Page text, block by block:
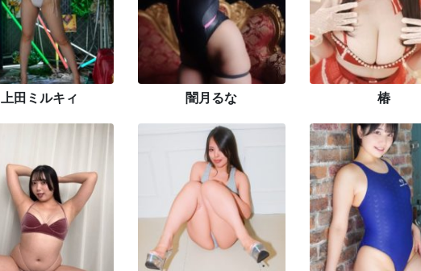
上田ミルキィ 闇月るな 椿